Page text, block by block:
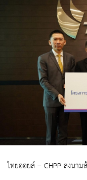
ไทยออยล์ – CHPP ลงนา